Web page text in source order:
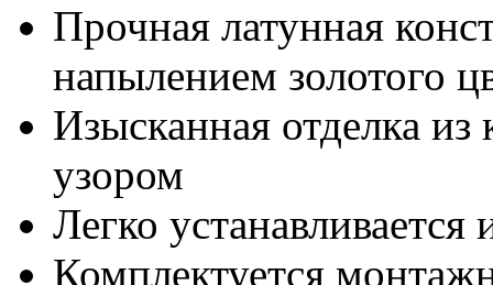
Прочная латунная
напылением золотого
Изысканная отделка
узором
Легко устанавливается
Комплектуется